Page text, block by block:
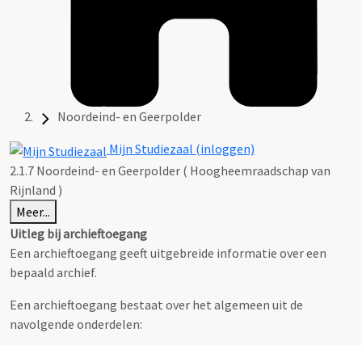
Noordeind- en Geerpolder
Mijn Studiezaal (inloggen)
2.1.7 Noordeind- en Geerpolder ( Hoogheemraadschap van
Rijnland )
Meer...
Uitleg bij archieftoegang
Een archieftoegang geeft uitgebreide informatie over een
bepaald archief.
Een archieftoegang bestaat over het algemeen uit de
navolgende onderdelen: